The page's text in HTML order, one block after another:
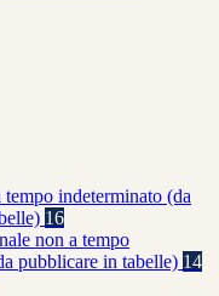
tempo indeterminato (da
16
non a tempo
pubblicare in tabelle) 14